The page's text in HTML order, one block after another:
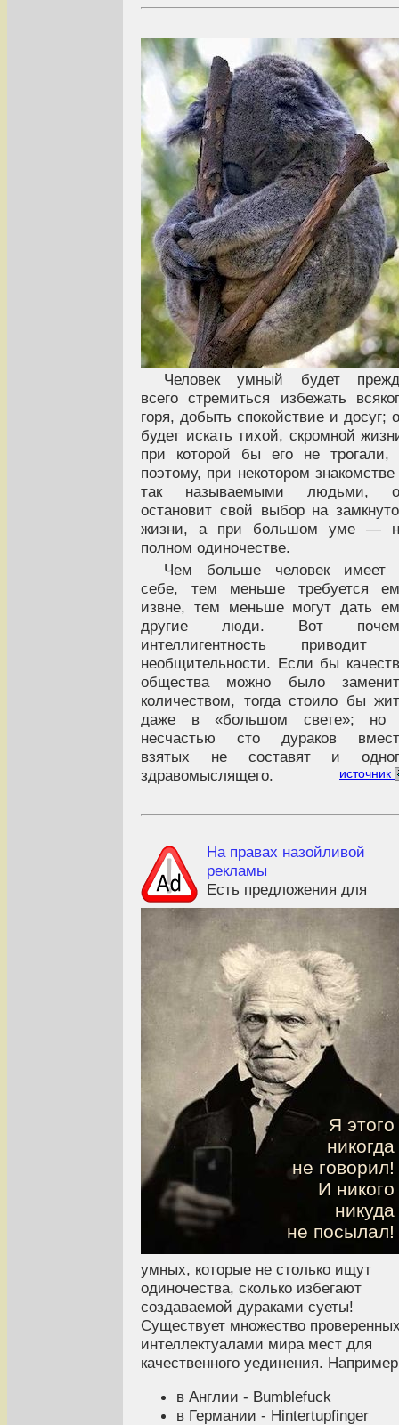
Человек умный будет
всего стремиться избежать
горя, добыть спокойствие и досуг;
будет искать тихой, скромной
при которой бы его не трогали,
поэтому, при некотором знакомстве
так называемыми людьми,
остановит свой выбор на
жизни, а при большом уме —
полном одиночестве.
Чем больше человек имеет
себе, тем меньше требуется
извне, тем меньше могут дать
другие люди. Вот
интеллигентность приводит
необщительности. Если бы
общества можно было
количеством, тогда стоило бы
даже в «большом свете»; но
несчастью сто дураков
взятых не составят и
здравомыслящего.
источник
Я этого
никогда
не говорил!
И никого
никуда
не посылал!
На правах назойливой
рекламы
Есть предложения для
умных, которые не столько ищут
одиночества, сколько избегают
создаваемой дураками суеты!
Существует множество
интеллектуалами мира мест для
качественного уединения.
в Англии - Bumblefuck
в Германии - Hintertupfinger